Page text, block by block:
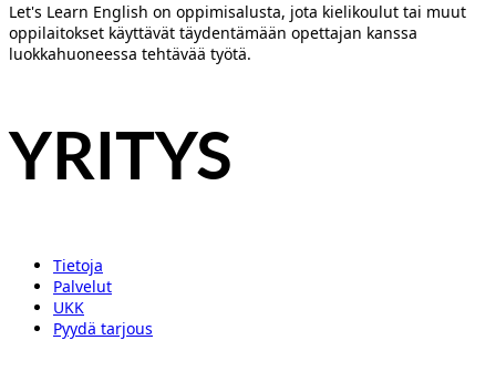
Let's Learn English on oppimisalusta, jota kielikoulut tai muut
oppilaitokset käyttävät täydentämään opettajan kanssa
luokkahuoneessa tehtävää työtä.
YRITYS
Tietoja
Palvelut
UKK
Pyydä tarjous